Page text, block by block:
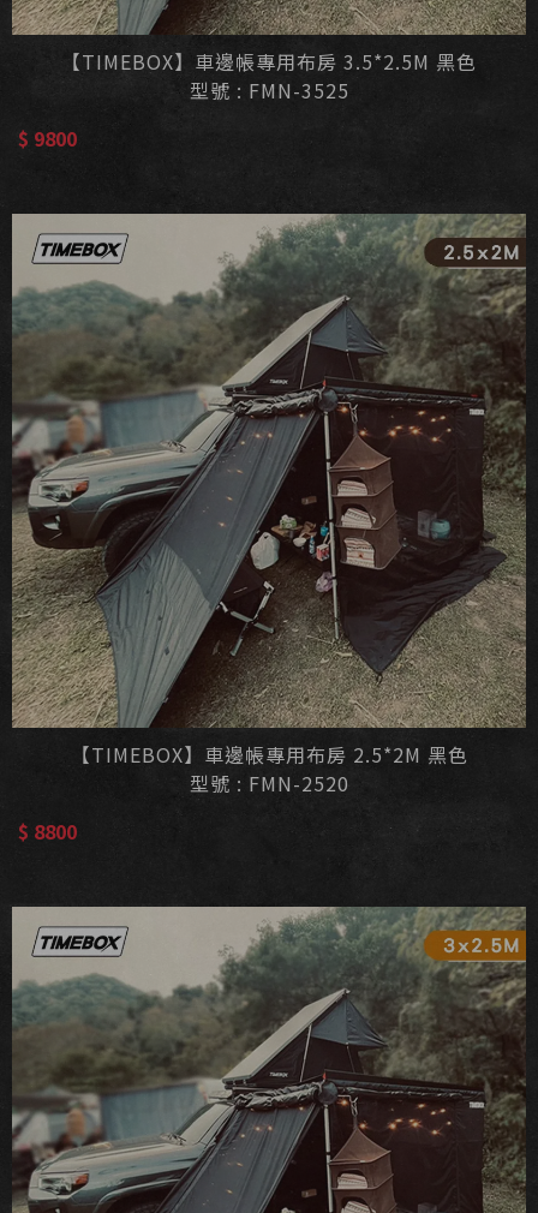
【TIMEBOX】車邊帳專用布房 3.5*2.5M 黑色
型號 : FMN-3525
$ 9800
【TIMEBOX】車邊帳專用布房 2.5*2M 黑色
型號 : FMN-2520
$ 8800